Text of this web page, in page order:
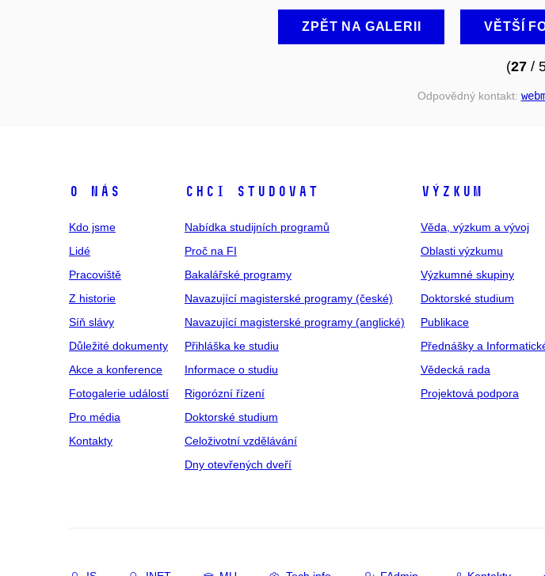
ZPĚT NA GALERII VĚTŠÍ
(27/
Odpovědný kontakt:
O NÁS
Kdo jsme
Lidé
Pracoviště
Z historie
Síň slávy
Důležité dokumenty
Akce a konference
Fotogalerie událostí
Pro média
Kontakty
CHCI STUDOVAT
Nabídka studijních programů
Proč na FI
Bakalářské programy
Navazující magisterské programy (české)
Navazující magisterské programy (anglické)
Přihláška ke studiu
Informace o studiu
Rigorózní řízení
Doktorské studium
Celoživotní vzdělávání
Dny otevřených dveří
VÝZKUM
Věda, výzkum a vývoj
Oblasti výzkumu
Výzkumné skupiny
Doktorské studium
Publikace
Přednášky a
Vědecká rada
Projektová podpora